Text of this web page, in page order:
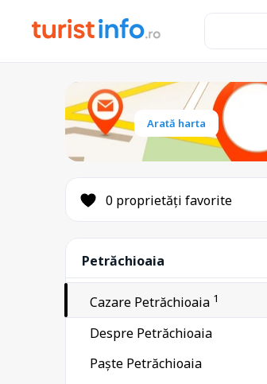
Arată harta
0 proprietăți favorite
Petrăchioaia
Cazare Petrăchioaia 1
Despre Petrăchioaia
Paște Petrăchioaia